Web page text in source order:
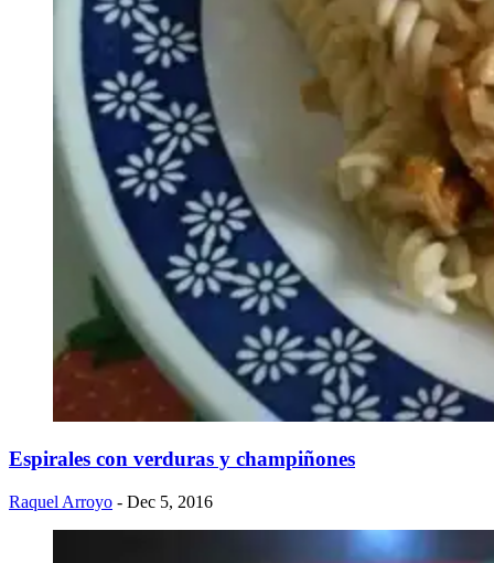
​Espirales con verduras y champiñones
Raquel Arroyo - Dec 5, 2016